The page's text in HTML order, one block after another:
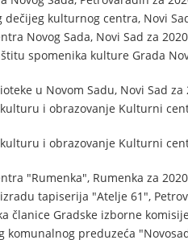
kulturnog centra, Novi
Novog Sada, Novi Sad za
spomenika kulture Grada
u Novom Sadu, Novi Sad za
i obrazovanje Kulturni
i obrazovanje Kulturni
"Rumenka", Rumenka za
tapiserija "Atelje 61",
članice Gradske izborne komisije
preduzeća